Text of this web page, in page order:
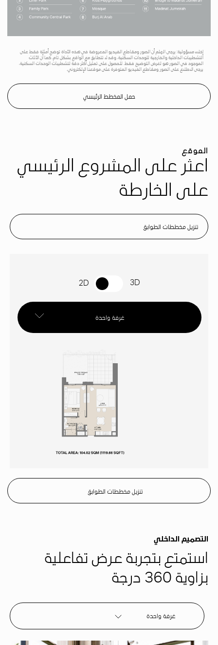
إخلاء مسؤولية: يرجى العِلم أن الصور ومقاطع الفيديو المعروضة في هذه الأداة توضح أمثلة فقط على
التشطيبات الداخلية والخارجية للوحدات السكنية، وقد لا تتطابق مع الواقع بشكل تام. كما أن الأثاث
الموجود في الصور هو لغرض التوضيح فقط. للحصول على تمثيل أكثر دقة لتشطيبات الوحدات السكنية،
يرجى الاطلاع على الصور ومقاطع الفيديو المتوفرة على موقعنا الإلكتروني.
حمل المخطط الرئيسي
الموقع
اعثر على المشروع الرئيسي
على الخارطة
تنزيل مخططات الطوابق
2D 3D
غرفة واحدة
تنزيل مخططات الطوابق
التصميم الداخلي
استمتع بتجربة عرض تفاعلية
بزاوية 360 درجة
غرفة واحدة